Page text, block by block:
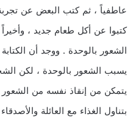
عاطفياً ، ثم كتب البعض عن
كتبوا عن أكل طعام جديد ،
الشعور بالوحدة . ووجد أن
يسبب الشعور بالوحدة ، لكن
يتمكن من إنقاذ نفسه من الشعور
بتناول الغذاء مع العائلة